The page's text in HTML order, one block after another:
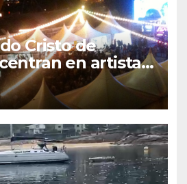
Cristo de
en artistas